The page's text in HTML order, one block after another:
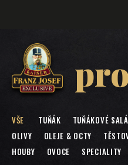
VŠE TUŇÁK TUŇÁKOVÉ
OLIVY
OLEJE & OCTY
HOUBY
OVOCE SPECIALITY